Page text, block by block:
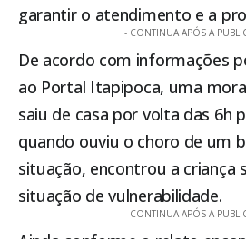
garantir o atendimento e a
- CONTINUA APÓS A
De acordo com informações
ao Portal Itapipoca, uma
saiu de casa por volta das 6h
quando ouviu o choro de um
situação, encontrou a criança
situação de vulnerabilidade.
- CONTINUA APÓS A